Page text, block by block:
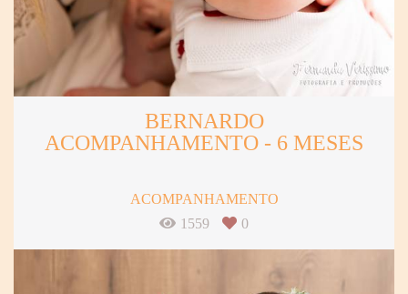
BERNARDO
ACOMPANHAMENTO - 6 MESES
ACOMPANHAMENTO
1559
0